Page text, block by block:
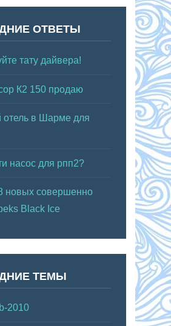
ОТВЕТЫ
тату дайвера!
К2 150 продаю
в Шарме для
насос для рпп2?
новых совершенно
Black Ice
ТЕМЫ
2010